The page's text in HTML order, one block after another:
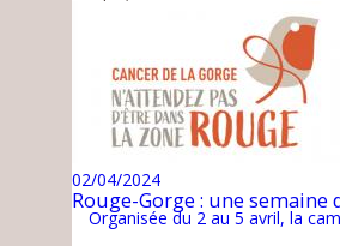
02/04/2024
Rouge-Gorge : une semaine
Organisée du 2 au 5 avril, la